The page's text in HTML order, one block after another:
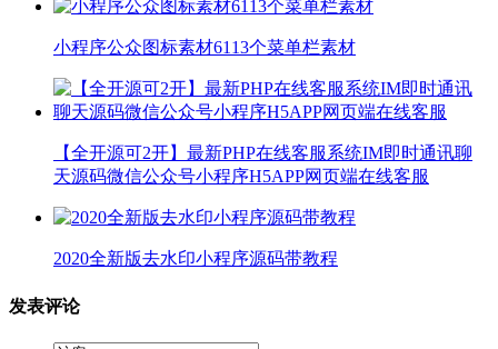
小程序公众图标素材6113个菜单栏素材
【全开源可2开】最新PHP在线客服系统IM即时通讯聊
天源码微信公众号小程序H5APP网页端在线客服
2020全新版去水印小程序源码带教程
发表评论